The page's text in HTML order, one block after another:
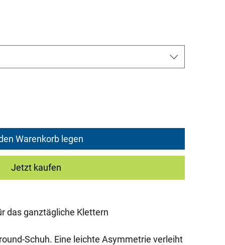
Warenkorb legen
Jetzt kaufen
das ganztägliche Klettern
Schuh. Eine leichte Asymmetrie verleiht